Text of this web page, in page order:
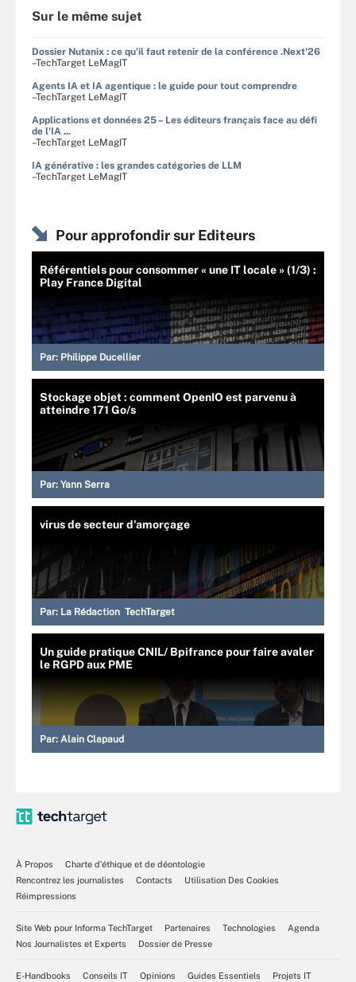
Sur le même sujet
Dossier Nutanix : ce qu'il faut retenir de la conférence .Next'26
–TechTarget LeMagIT
Agents IA et IA agentique : le guide pour tout comprendre
–TechTarget LeMagIT
Applications et données 25 – Les éditeurs français face au défi
de l'IA ...
–TechTarget LeMagIT
IA générative : les grandes catégories de LLM
–TechTarget LeMagIT
Pour approfondir sur Editeurs
Référentiels pour consommer « une IT locale » (1/3) :
Play France Digital
Par: Philippe Ducellier
Stockage objet : comment OpenIO est parvenu à
atteindre 171 Go/s
Par: Yann Serra
virus de secteur d'amorçage
Par: La Rédaction TechTarget
Un guide pratique CNIL/ Bpifrance pour faire avaler
le RGPD aux PME
Par: Alain Clapaud
À Propos
Charte d’éthique et de déontologie
Rencontrez les journalistes
Contacts
Utilisation Des Cookies
Réimpressions
Site Web pour Informa TechTarget Partenaires Technologies
Agenda
Nos Journalistes et Experts
Dossier de Presse
E-Handbooks Conseils IT Opinions Guides Essentiels Projets IT